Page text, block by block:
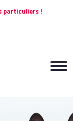
particuliers !